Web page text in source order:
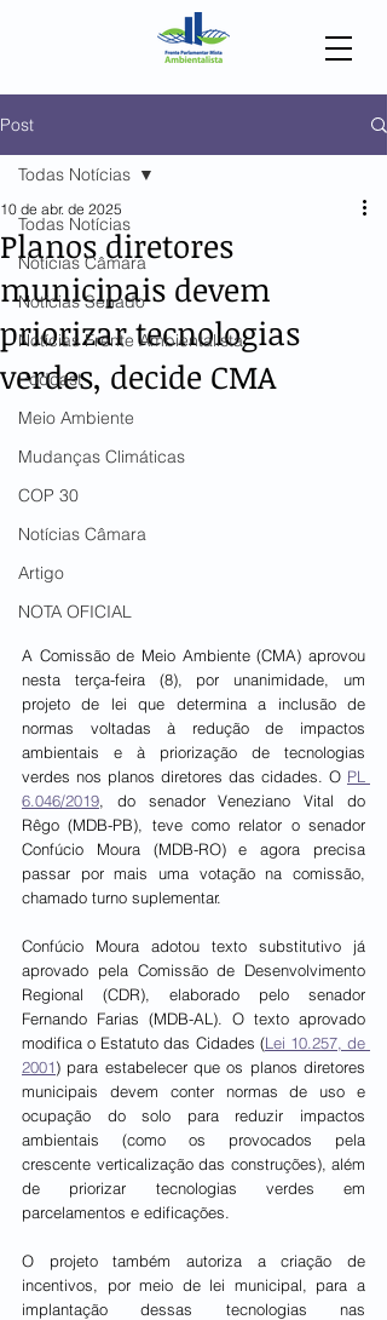
Post
Todas Notícias
Notícias Câmara
Notícias Senado
Notícias Frente Ambientalista
Podcast
Meio Ambiente
Mudanças Climáticas
COP 30
Notícias Câmara
Artigo
NOTA OFICIAL
Todas Notícias
Planos diretores
municipais devem
priorizar tecnologias
verdes, decide CMA
10 de abr. de 2025
A Comissão de Meio Ambiente (CMA) aprovou
nesta terça-feira (8), por unanimidade, um
projeto de lei que determina a inclusão de
normas voltadas à redução de impactos
ambientais e à priorização de tecnologias
verdes nos planos diretores das cidades. O PL
6.046/2019, do senador Veneziano Vital do
Rêgo (MDB-PB), teve como relator o senador
Confúcio Moura (MDB-RO) e agora precisa
passar por mais uma votação na comissão,
chamado turno suplementar.
Confúcio Moura adotou texto substitutivo já
aprovado pela Comissão de Desenvolvimento
Regional (CDR), elaborado pelo senador
Fernando Farias (MDB-AL). O texto aprovado
modifica o Estatuto das Cidades (Lei 10.257, de
2001) para estabelecer que os planos diretores
municipais devem conter normas de uso e
ocupação do solo para reduzir impactos
ambientais (como os provocados pela
crescente verticalização das construções), além
de priorizar tecnologias verdes em
parcelamentos e edificações.
O projeto também autoriza a criação de
incentivos, por meio de lei municipal, para a
implantação dessas tecnologias nas